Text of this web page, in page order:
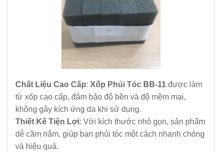
Chất Liệu Cao Cấp: Xốp Phủi Tóc BB-11 được làm
từ xốp cao cấp, đảm bảo độ bền và độ mềm mại,
không gây kích ứng da khi sử dụng.
Thiết Kế Tiện Lợi: Với kích thước nhỏ gọn, sản phẩm
dễ cầm nắm, giúp bạn phủi tóc một cách nhanh chóng
và hiệu quả.